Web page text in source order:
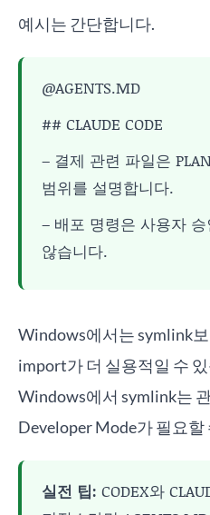
예시는 간단합니다.
@AGENTS.MD
## CLAUDE CODE
– 결제 관련 파일은
범위를 설명합니다.
– 배포 명령은 사용자
않습니다.
Windows에서는 symlink보
import가 더 실용적일 수
Windows에서 symlink는
Developer Mode가 필요할
실전 팁: CODEX와